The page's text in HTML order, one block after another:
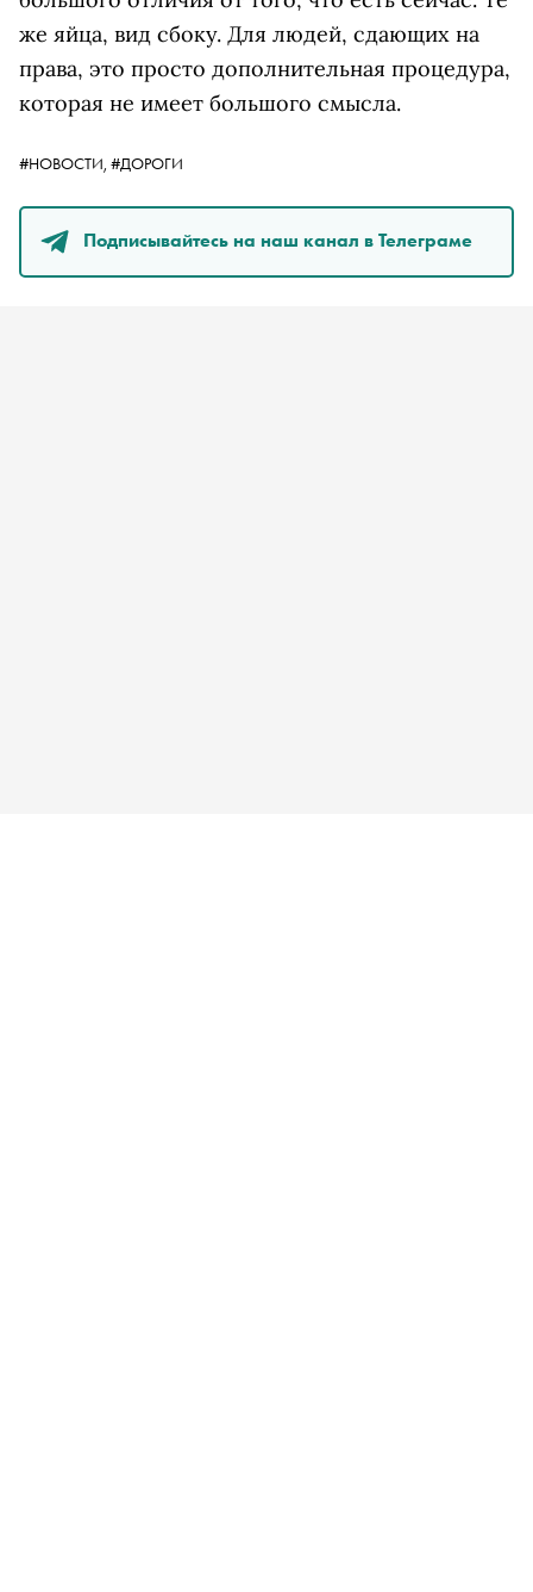
же яйца, вид сбоку. Для людей, сдающих на
права, это просто дополнительная процедура,
которая не имеет большого смысла.
#НОВОСТИ, #ДОРОГИ
Подписывайтесь на наш канал в Телеграме